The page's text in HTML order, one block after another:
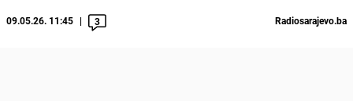
09.05.26. 11:45 3 Radiosarajevo.ba